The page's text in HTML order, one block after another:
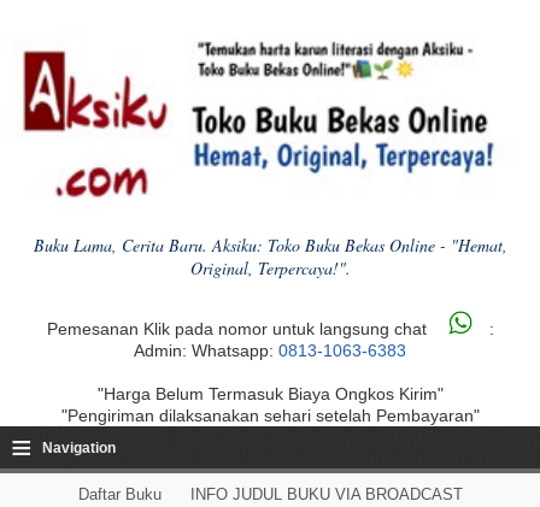
Buku Lama, Cerita Baru. Aksiku: Toko Buku Bekas Online - "Hemat,
Original, Terpercaya!".
Pemesanan Klik pada nomor untuk langsung chat
:
Admin: Whatsapp: 0813-1063-6383
"Harga Belum Termasuk Biaya Ongkos Kirim"
"Pengiriman dilaksanakan sehari setelah Pembayaran"
≡ Navigation
Daftar Buku INFO JUDUL BUKU VIA BROADCAST